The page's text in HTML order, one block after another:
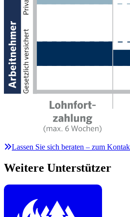
Lassen Sie sich beraten – zum
Weitere Unterstützer